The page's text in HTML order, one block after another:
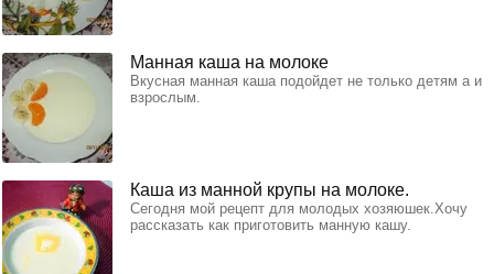
Манная каша на молоке
Вкусная манная каша подойдет не только детям а и
взрослым.
Каша из манной крупы на молоке.
Сегодня мой рецепт для молодых хозяюшек.Хочу
рассказать как приготовить манную кашу.